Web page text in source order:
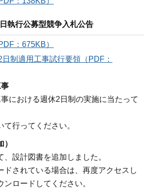
執行公募型競争入札公告
：675KB）
制適用工事試行要領（PDF：
における週休2日制の実施に当たって
行ってください。
、設計図書を追加しました。
ドされている場合は、再度アクセスし
ロードしてください。